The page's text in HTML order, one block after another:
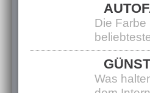
Die Farbe
Was